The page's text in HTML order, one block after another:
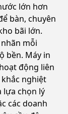
lớn hơn
bàn, chuyên
bãi lớn.
mỗi
bền. Máy in
động liên
nghiệt
lựa chọn lý
các doanh